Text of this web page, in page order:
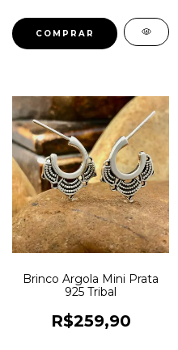
Brinco Argola Mini Prata
925 Tribal
R$259,90